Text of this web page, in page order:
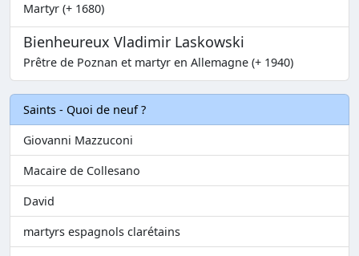
Martyr (+ 1680)
Bienheureux Vladimir Laskowski
Prêtre de Poznan et martyr en Allemagne (+ 1940)
Saints - Quoi de neuf ?
Giovanni Mazzuconi
Macaire de Collesano
David
martyrs espagnols clarétains